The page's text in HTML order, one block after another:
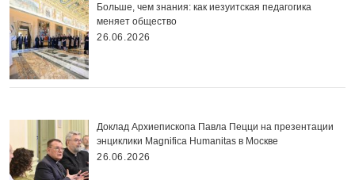
Больше, чем знания: как иезуитская педагогика
меняет общество
26.06.2026
Доклад Архиепископа Павла Пецци на презентации
энциклики Magnifica Нumanitas в Москве
26.06.2026